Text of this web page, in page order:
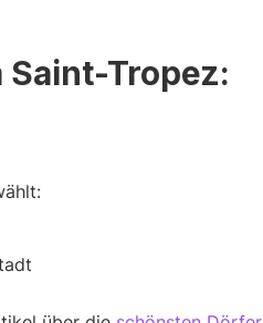
Tropez: